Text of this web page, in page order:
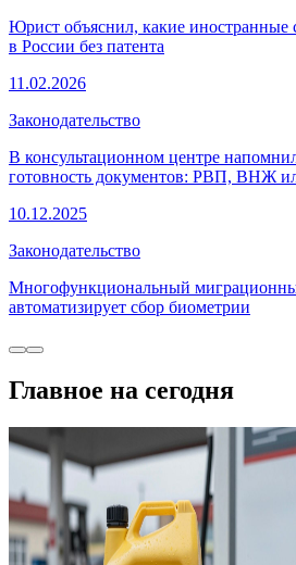
Юрист объяснил, какие иностранные
в России без патента
11.02.2026
Законодательство
В консультационном центре
готовность документов: РВП, ВНЖ
10.12.2025
Законодательство
Многофункциональный
автоматизирует сбор биометрии
Главное на сегодня